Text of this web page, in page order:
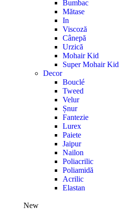
Bumbac
Mătase
In
Viscoză
Cânepă
Urzică
Mohair Kid
Super Mohair Kid
Decor
Bouclé
Tweed
Velur
Șnur
Fantezie
Lurex
Paiete
Jaipur
Nailon
Poliacrilic
Poliamidă
Acrilic
Elastan
New